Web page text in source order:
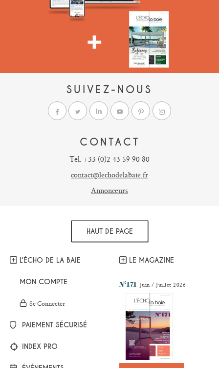
SUIVEZ-NOUS
CONTACT
Tel. +33 (0)2 43 59 90 80
contact@lechodelabaie.fr
Annonceurs
HAUT DE PAGE
L’ÉCHO DE LA BAIE
MON COMPTE
Se Connecter
PAIEMENT SÉCURISÉ
INDEX PRO
LE MAGAZINE
N°171 Juin / Juillet 2026